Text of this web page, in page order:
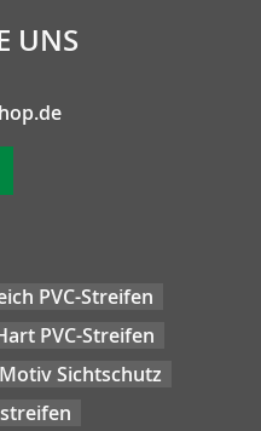
UNS
PVC-Streifen
PVC-Streifen
Motiv Sichtschutz